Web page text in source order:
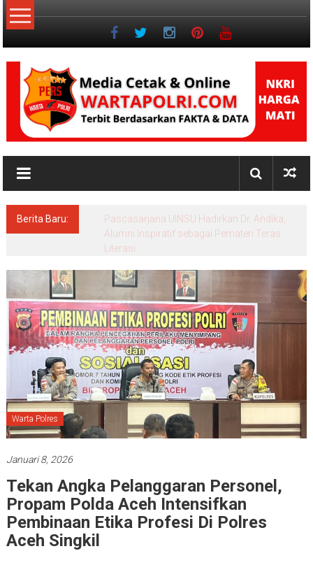
Lompat
ke
NKRI
Jurnalisme
Berita Baru:
Pascasarjana UINSU Hadirkan Dr. Andika,
Alumni Inspiratif sebagai Pemateri Teras
Literasi
Warta Polres
Januari 8, 2026
Tekan Angka Pelanggaran Personel,
Propam Polda Aceh Intensifkan
Pembinaan Etika Profesi Di Polres
Aceh Singkil